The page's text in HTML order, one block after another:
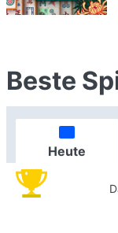
Beste
Heute